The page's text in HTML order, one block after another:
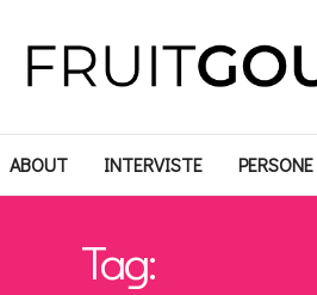
ABOUT INTERVISTE PERSONE
Tag: